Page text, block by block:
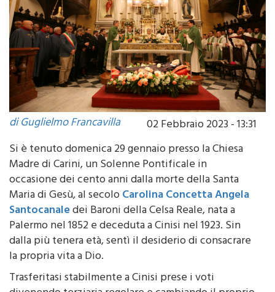
di Guglielmo Francavilla
02 Febbraio 2023 - 13:31
Si è tenuto domenica 29 gennaio presso la Chiesa
Madre di Carini, un Solenne Pontificale in
occasione dei cento anni dalla morte della Santa
Maria di Gesù, al secoloCarolina Concetta Angela
Santocanaledei Baroni della Celsa Reale, nata a
Palermo nel 1852 e deceduta a Cinisi nel 1923. Sin
dalla più tenera età, sentì il desiderio di consacrare
la propria vita a Dio.
Trasferitasi stabilmente a Cinisi prese i voti
divenendo terziaria regolare e cambiando il proprio